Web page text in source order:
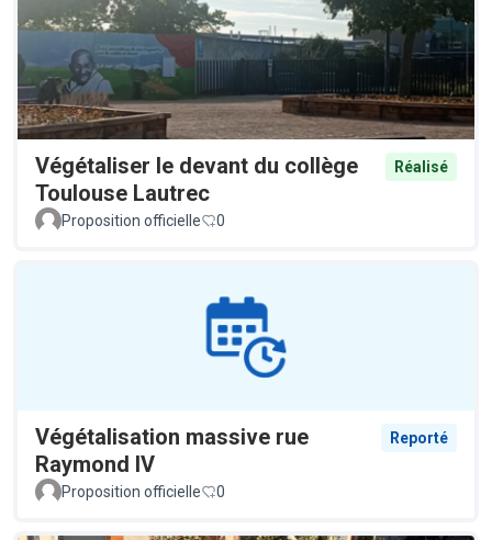
Végétaliser le devant du collège
Toulouse Lautrec
Réalisé
Proposition officielle 0
Végétalisation massive rue
Raymond IV
Reporté
Proposition officielle 0